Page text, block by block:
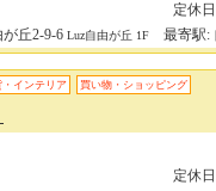
定休日
丘2-9-6 Luz自由が丘 1F 最寄駅:
・インテリア 買い物・ショッピング
定休日